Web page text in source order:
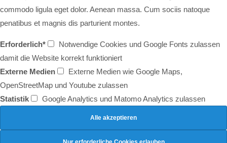
commodo ligula eget dolor. Aenean massa. Cum sociis natoque
penatibus et magnis dis parturient montes.
Erforderlich*
Notwendige Cookies und Google Fonts zulassen
damit die Website korrekt funktioniert
Externe Medien
Externe Medien wie Google Maps,
OpenStreetMap und Youtube zulassen
Statistik
Google Analytics und Matomo Analytics zulassen